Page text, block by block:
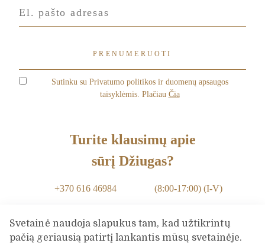
Sutinku su Privatumo politikos ir duomenų apsaugos
taisyklėmis. Plačiau Čia
Turite klausimų apie
sūrį Džiugas?
+370 616 46984 (8:00-17:00) (I-V)
Svetainė naudoja slapukus tam, kad užtikrintų
pačią geriausią patirtį lankantis mūsų svetainėje.